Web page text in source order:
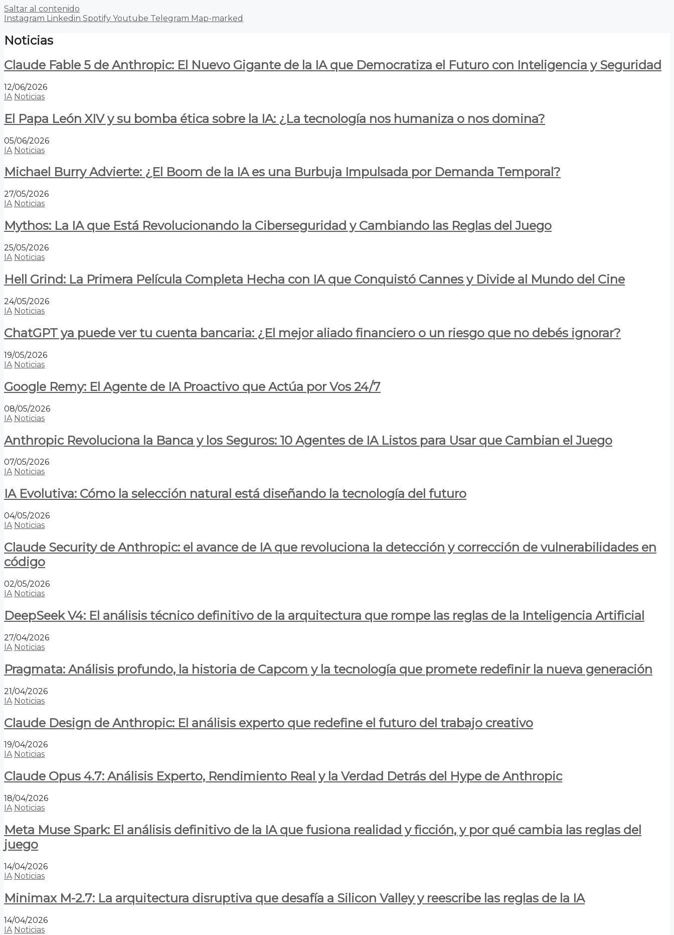
Saltar al contenido
Instagram Linkedin Spotify Youtube Telegram Map-marked
Noticias
Claude Fable 5 de Anthropic: El Nuevo Gigante de la IA que Democratiza el Futuro con Inteligencia y Seguridad
12/06/2026
IA Noticias
El Papa León XIV y su bomba ética sobre la IA: ¿La tecnología nos humaniza o nos domina?
05/06/2026
IA Noticias
Michael Burry Advierte: ¿El Boom de la IA es una Burbuja Impulsada por Demanda Temporal?
27/05/2026
IA Noticias
Mythos: La IA que Está Revolucionando la Ciberseguridad y Cambiando las Reglas del Juego
25/05/2026
IA Noticias
Hell Grind: La Primera Película Completa Hecha con IA que Conquistó Cannes y Divide al Mundo del Cine
24/05/2026
IA Noticias
ChatGPT ya puede ver tu cuenta bancaria: ¿El mejor aliado financiero o un riesgo que no debés ignorar?
19/05/2026
IA Noticias
Google Remy: El Agente de IA Proactivo que Actúa por Vos 24/7
08/05/2026
IA Noticias
Anthropic Revoluciona la Banca y los Seguros: 10 Agentes de IA Listos para Usar que Cambian el Juego
07/05/2026
IA Noticias
IA Evolutiva: Cómo la selección natural está diseñando la tecnología del futuro
04/05/2026
IA Noticias
Claude Security de Anthropic: el avance de IA que revoluciona la detección y corrección de vulnerabilidades en
código
02/05/2026
IA Noticias
DeepSeek V4: El análisis técnico definitivo de la arquitectura que rompe las reglas de la Inteligencia Artificial
27/04/2026
IA Noticias
Pragmata: Análisis profundo, la historia de Capcom y la tecnología que promete redefinir la nueva generación
21/04/2026
IA Noticias
Claude Design de Anthropic: El análisis experto que redefine el futuro del trabajo creativo
19/04/2026
IA Noticias
Claude Opus 4.7: Análisis Experto, Rendimiento Real y la Verdad Detrás del Hype de Anthropic
18/04/2026
IA Noticias
Meta Muse Spark: El análisis definitivo de la IA que fusiona realidad y ficción, y por qué cambia las reglas del
juego
14/04/2026
IA Noticias
Minimax M-2.7: La arquitectura disruptiva que desafía a Silicon Valley y reescribe las reglas de la IA
14/04/2026
IA Noticias